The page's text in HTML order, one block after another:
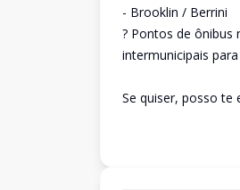
- Brooklin / Berrini
? Pontos de ônibus
intermunicipais
Se quiser, posso te